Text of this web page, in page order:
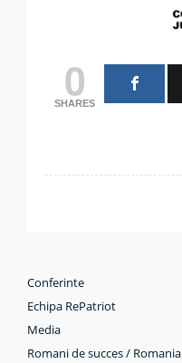
0
SHARES
Conferinte
Echipa RePatriot
Media
Romani de succes / Romania